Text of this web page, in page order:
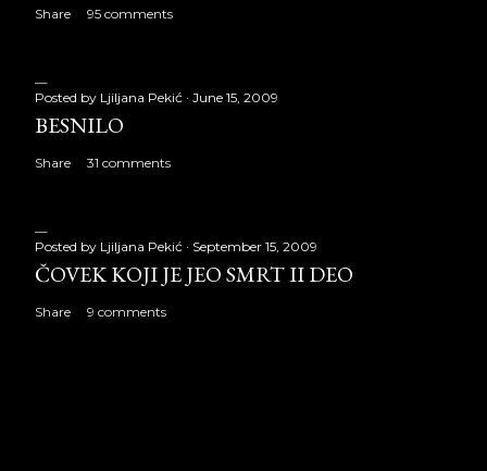
Share 95 comments
Posted by Ljiljana Pekić June 15, 2009
BESNILO
Share 31 comments
Posted by Ljiljana Pekić September 15, 2009
ČOVEK KOJI JE JEO SMRT II DEO
Share 9 comments